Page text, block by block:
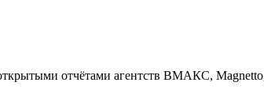
отчётами агентств ВМАКС,